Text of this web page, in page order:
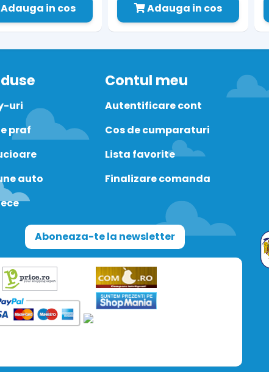
Adauga in cos Adauga in cos
uri
praf
auto
Contul meu
Autentificare cont
Cos de cumparaturi
Lista favorite
Finalizare comanda
Aboneaza-te la newsletter